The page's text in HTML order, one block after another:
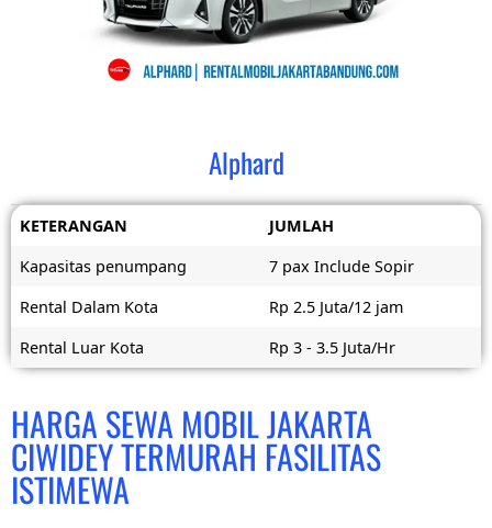
Alphard
KETERANGAN
JUMLAH
Kapasitas penumpang
7 pax Include Sopir
Rental Dalam Kota
Rp 2.5 Juta/12 jam
Rental Luar Kota
Rp 3 - 3.5 Juta/Hr
HARGA SEWA MOBIL JAKARTA
CIWIDEY TERMURAH FASILITAS
ISTIMEWA